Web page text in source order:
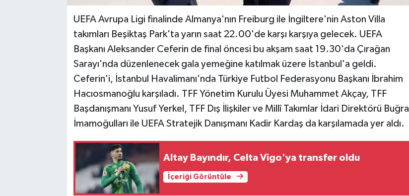
UEFA Avrupa Ligi finalinde Almanya'nın Freiburg ile İngiltere'nin Aston Villa
takımları Beşiktaş Park'ta yarın saat 22.00'de karşı karşıya gelecek. UEFA
Başkanı Aleksander Ceferin de final öncesi bu akşam saat 19.30'da Çırağan
Sarayı'nda düzenlenecek gala yemeğine katılmak üzere İstanbul'a geldi.
Ceferin'i, İstanbul Havalimanı'nda Türkiye Futbol Federasyonu Başkanı İbrahim
Hacıosmanoğlu karşıladı. TFF Yönetim Kurulu Üyesi Muhammet Akçay, TFF
Başdanışmanı Yusuf Yerkel, TFF Dış İlişkiler ve Millî Takımlar İdari Direktörü Buğra
İmamoğulları ile UEFA Stratejik Danışmanı Kadir Kardaş da karşılamada yer aldı.
Altay Bayındır, Celta Vigo'ya transfer oldu
İçeriği Görüntüle